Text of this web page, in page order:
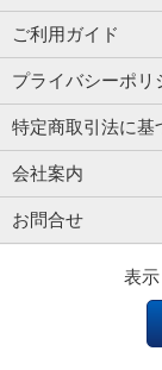
ご利用ガイド
プライバシーポリ
特定商取引法に基
会社案内
お問合せ
表示